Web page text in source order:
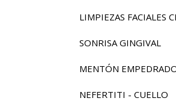
LIMPIEZAS FACIALES
SONRISA GINGIVAL
MENTÓN
NEFERTITI - CUELLO